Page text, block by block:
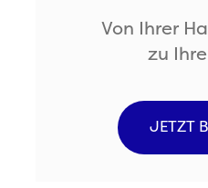
Von Ihrer
zu
JETZT